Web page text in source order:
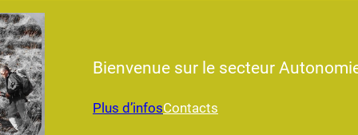
Bienvenue sur le secteur
Plus d’infosContacts